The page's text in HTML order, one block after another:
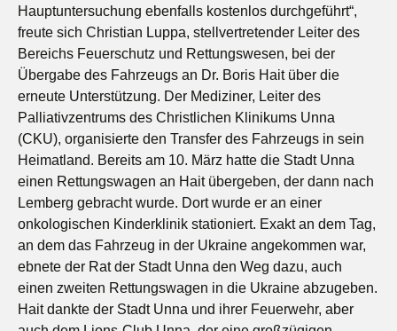
Hauptuntersuchung ebenfalls kostenlos durchgeführt“,
freute sich Christian Luppa, stellvertretender Leiter des
Bereichs Feuerschutz und Rettungswesen, bei der
Übergabe des Fahrzeugs an Dr. Boris Hait über die
erneute Unterstützung. Der Mediziner, Leiter des
Palliativzentrums des Christlichen Klinikums Unna
(CKU), organisierte den Transfer des Fahrzeugs in sein
Heimatland. Bereits am 10. März hatte die Stadt Unna
einen Rettungswagen an Hait übergeben, der dann nach
Lemberg gebracht wurde. Dort wurde er an einer
onkologischen Kinderklinik stationiert. Exakt an dem Tag,
an dem das Fahrzeug in der Ukraine angekommen war,
ebnete der Rat der Stadt Unna den Weg dazu, auch
einen zweiten Rettungswagen in die Ukraine abzugeben.
Hait dankte der Stadt Unna und ihrer Feuerwehr, aber